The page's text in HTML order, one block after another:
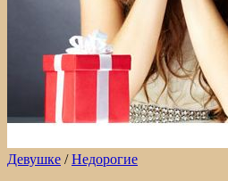
Девушке /Недорогие